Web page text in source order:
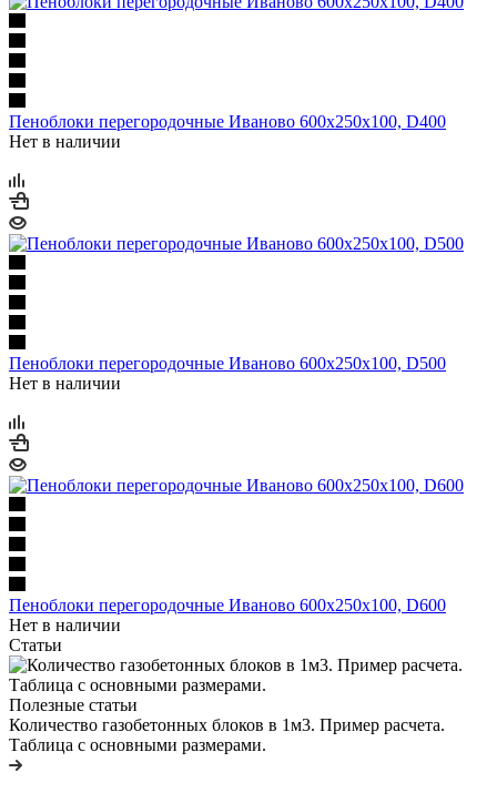
Пеноблоки перегородочные Иваново 600х250х100, D400
Нет в наличии
Пеноблоки перегородочные Иваново 600х250х100, D500
Нет в наличии
Пеноблоки перегородочные Иваново 600х250х100, D600
Нет в наличии
Статьи
Полезные статьи
Количество газобетонных блоков в 1м3. Пример расчета.
Таблица с основными размерами.